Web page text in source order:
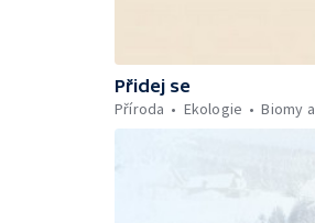
Přidej se
Příroda
Ekologie Biomy